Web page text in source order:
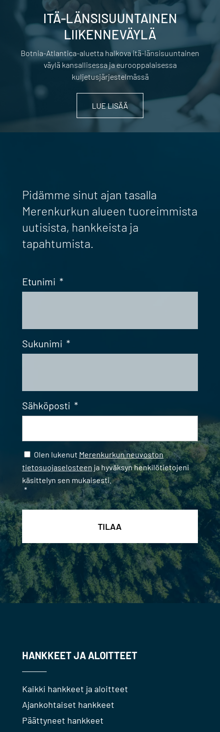
ITÄ-LÄNSISUUNTAINEN
LIIKENNEVÄYLÄ
Botnia-Atlantica-aluetta halkova itä-länsisuuntainen
väylä kansallisessa ja eurooppalaisessa
kuljetusjärjestelmässä
LUE LISÄÄ
Pidämme sinut ajan tasalla
Merenkurkun alueen tuoreimmista
uutisista, hankkeista ja
tapahtumista.
Etunimi *
Sukunimi *
Sähköposti *
Samtycke *
Olen lukenut Merenkurkun neuvoston
tietosuojaselosteen ja hyväksyn henkilötietojeni
käsittelyn sen mukaisesti.
*
HANKKEET JA ALOITTEET
Kaikki hankkeet ja aloitteet
Ajankohtaiset hankkeet
Päättyneet hankkeet